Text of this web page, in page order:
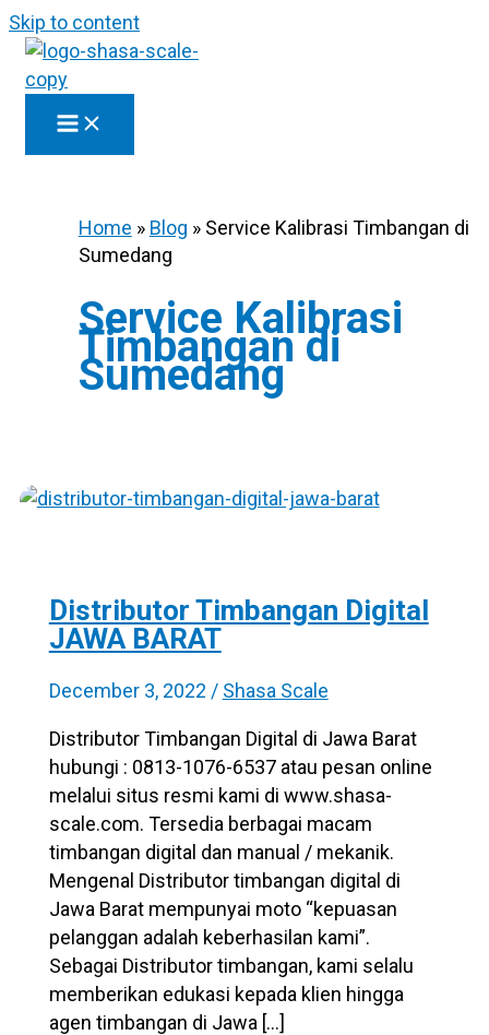
Skip to content
Home » Blog » Service Kalibrasi Timbangan di
Sumedang
Service Kalibrasi
Timbangan di
Sumedang
Distributor Timbangan Digital
JAWA BARAT
December 3, 2022 / Shasa Scale
Distributor Timbangan Digital di Jawa Barat
hubungi : 0813-1076-6537 atau pesan online
melalui situs resmi kami di www.shasa-
scale.com. Tersedia berbagai macam
timbangan digital dan manual / mekanik.
Mengenal Distributor timbangan digital di
Jawa Barat mempunyai moto “kepuasan
pelanggan adalah keberhasilan kami”.
Sebagai Distributor timbangan, kami selalu
memberikan edukasi kepada klien hingga
agen timbangan di Jawa […]